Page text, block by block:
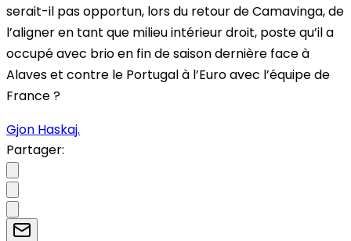
serait-il pas opportun, lors du retour de Camavinga, de
l’aligner en tant que milieu intérieur droit, poste qu’il a
occupé avec brio en fin de saison dernière face à
Alaves et contre le Portugal à l’Euro avec l’équipe de
France ?
Gjon Haskaj.
Partager: